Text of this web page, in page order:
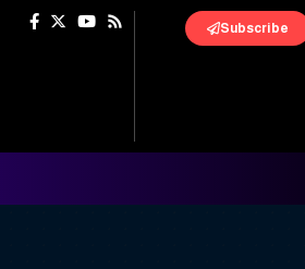
Subscribe